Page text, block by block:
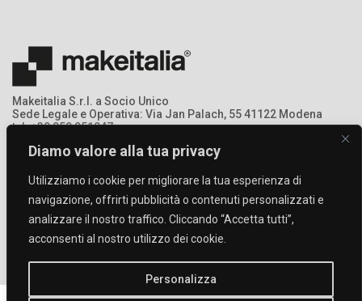
Diamo valore alla tua privacy
Utilizziamo i cookie per migliorare la tua esperienza di
navigazione, offrirti pubblicità o contenuti personalizzati e
analizzare il nostro traffico. Cliccando “Accetta tutti”,
acconsenti al nostro utilizzo dei cookie.
Personalizza
Makeitalia S.r.l. a Socio Unico
Sede Legale e Operativa: Via Jan Palach, 55 41122 Modena
tel: +39 059 951047
P.IVA:03213690369 - Registro Imprese: MO – 368378